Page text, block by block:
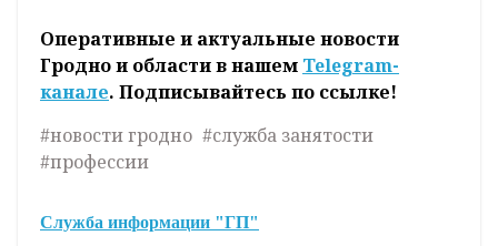
Оперативные и актуальные новости
Гродно и области в нашем Telegram-
канале. Подписывайтесь по ссылке!
#новости гродно #служба занятости
#профессии
Служба информации "ГП"